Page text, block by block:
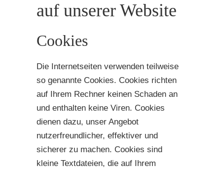
auf unserer Website
Cookies
Die Internetseiten verwenden teilweise
so genannte Cookies. Cookies richten
auf Ihrem Rechner keinen Schaden an
und enthalten keine Viren. Cookies
dienen dazu, unser Angebot
nutzerfreundlicher, effektiver und
sicherer zu machen. Cookies sind
kleine Textdateien, die auf Ihrem